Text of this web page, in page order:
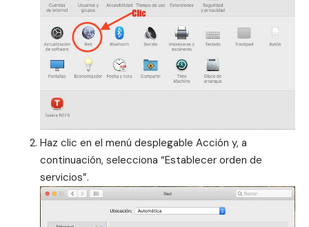
Haz clic en el menú desplegable Acción y, a
continuación, selecciona “Establecer orden de
servicios”.